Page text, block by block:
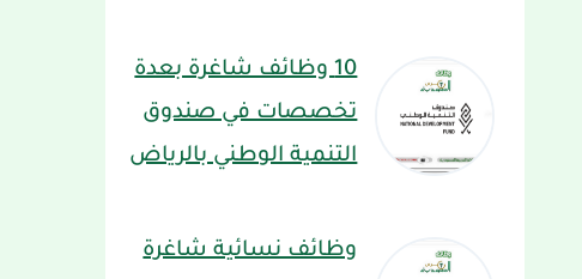
10 وظائف شاغرة بعدة
تخصصات في صندوق
التنمية الوطني بالرياض
وظائف نسائية شاغرة